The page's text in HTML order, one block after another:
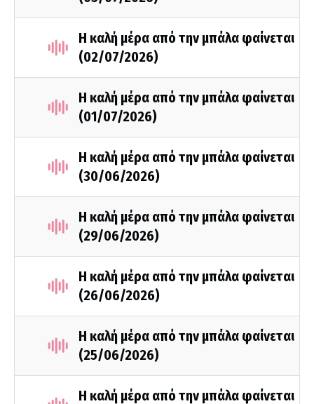
Η καλή μέρα από την μπάλα φαίνεται
(02/07/2026)
Η καλή μέρα από την μπάλα φαίνεται
(01/07/2026)
Η καλή μέρα από την μπάλα φαίνεται
(30/06/2026)
Η καλή μέρα από την μπάλα φαίνεται
(29/06/2026)
Η καλή μέρα από την μπάλα φαίνεται
(26/06/2026)
Η καλή μέρα από την μπάλα φαίνεται
(25/06/2026)
Η καλή μέρα από την μπάλα φαίνεται